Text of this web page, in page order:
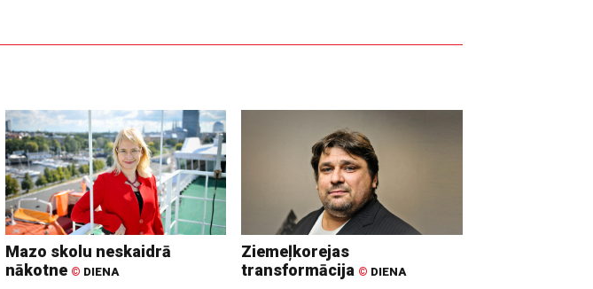
Mazo skolu neskaidrā
nākotne © DIENA
Ziemeļkorejas
transformācija © DIENA